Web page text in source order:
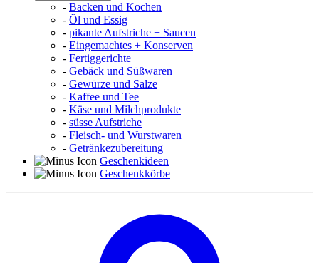
- Backen und Kochen
- Öl und Essig
- pikante Aufstriche + Saucen
- Eingemachtes + Konserven
- Fertiggerichte
- Gebäck und Süßwaren
- Gewürze und Salze
- Kaffee und Tee
- Käse und Milchprodukte
- süsse Aufstriche
- Fleisch- und Wurstwaren
- Getränkezubereitung
Geschenkideen
Geschenkkörbe